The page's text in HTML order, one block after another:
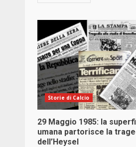
Storie di Calcio
29 Maggio 1985: la
umana partorisce la
dell’Heysel